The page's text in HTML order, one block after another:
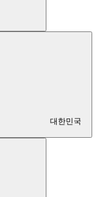
대한민국